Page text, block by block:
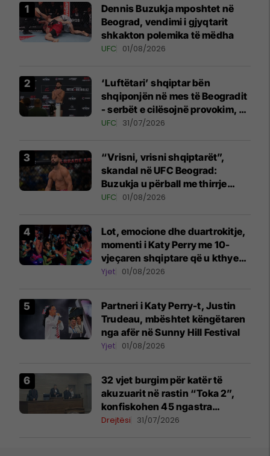
Dennis Buzukja mposhtet në
Beograd, vendimi i gjyqtarit
shkakton polemika të mëdha
UFC 01/08/2026
‘Luftëtari’ shqiptar bën
shqiponjën në mes të Beogradit
- serbët e cilësojnë provokim, ai
e cilëson simbol të identitetit
UFC 31/07/2026
“Vrisni, vrisni shqiptarët”,
skandal në UFC Beograd:
Buzukja u përball me thirrje
anti-shqiptare nga tribunat
UFC 01/08/2026
Lot, emocione dhe duartrokitje,
momenti i Katy Perry me 10-
vjeçaren shqiptare që u kthye
në simbolin e natës në Sunny
Yjet 01/08/2026
Partneri i Katy Perry-t, Justin
Trudeau, mbështet këngëtaren
nga afër në Sunny Hill Festival
Yjet 01/08/2026
32 vjet burgim për katër të
akuzuarit në rastin “Toka 2”,
konfiskohen 45 ngastra
kadastrale
Drejtësi 31/07/2026